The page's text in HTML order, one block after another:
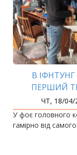
В
ПЕРШИЙ
ЧТ, 18/04/
У фоє головного
гамірно від